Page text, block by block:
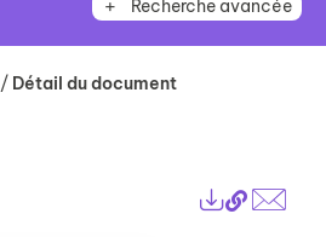
Recherche avancée
/ Détail du document
Lien